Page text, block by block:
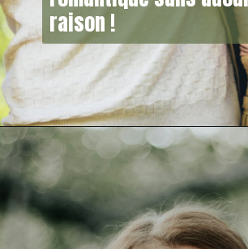
raison !
Opening